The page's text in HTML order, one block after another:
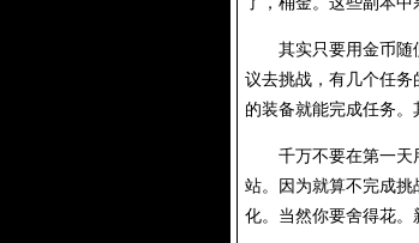
其实只要用金币随便
议去挑战，有几个任
的装备就能完成任务。
千万不要在第一天用
站。因为就算不完成
化。当然你要舍得花。